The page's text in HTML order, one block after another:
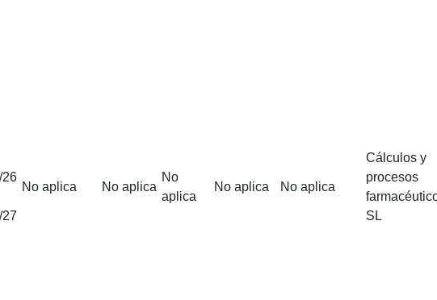
26
No aplica No aplica
No
aplica
No aplica No aplica
Cálculos y
procesos
SL